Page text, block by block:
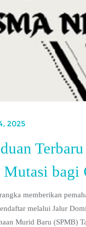
2025
Mutasi bagi
memberikan
melalui Jalur
Murid Baru (SPMB)